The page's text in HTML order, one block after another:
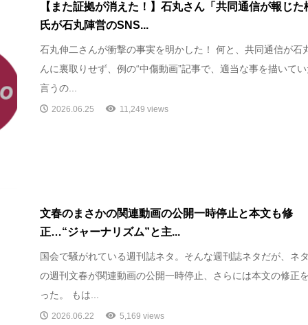
【また証拠が消えた！】石丸さん「共同通信が報じた
氏が石丸陣営のSNS...
石丸伸二さんが衝撃の事実を明かした！ 何と、共同通信が石
んに裏取りせず、例の“中傷動画”記事で、適当な事を描いてい
言うの...
2026.06.25 11,249 views
文春のまさかの関連動画の公開一時停止と本文も修
正…“ジャーナリズム”と主...
国会で騒がれている週刊誌ネタ。そんな週刊誌ネタだが、ネ
の週刊文春が関連動画の公開一時停止、さらには本文の修正
った。 もは...
2026.06.22 5,169 views